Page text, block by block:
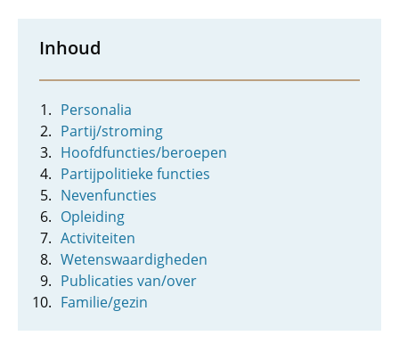
Inhoud
Personalia
Partij/stroming
Hoofdfuncties/beroepen
Partijpolitieke functies
Nevenfuncties
Opleiding
Activiteiten
Wetenswaardigheden
Publicaties van/over
Familie/gezin